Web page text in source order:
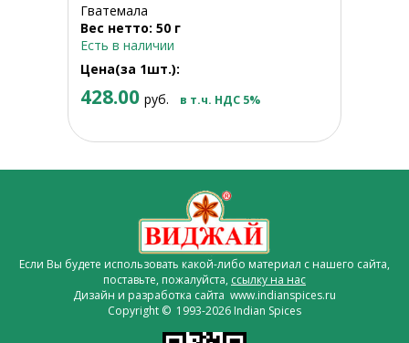
Гватемала
Вес нетто: 50 г
Есть в наличии
Цена(за 1шт.):
428.00 руб. в т.ч. НДС 5%
Если Вы будете использовать какой-либо материал с нашего сайта,
поставьте, пожалуйста, ссылку на нас
Дизайн и разработка сайта www.indianspices.ru
Copyright © 1993-2026 Indian Spices